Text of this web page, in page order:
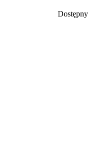
Dostępny